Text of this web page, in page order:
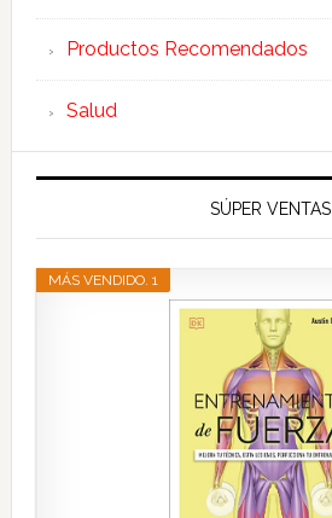
Productos Recomendados
Salud
SÚPER VENTAS
MÁS VENDIDO. 1